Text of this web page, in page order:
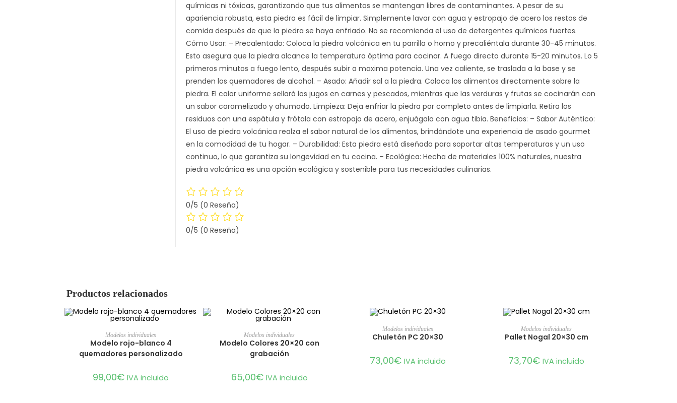
químicas ni tóxicas, garantizando que tus alimentos se mantengan libres de contaminantes. A pesar de su
apariencia robusta, esta piedra es fácil de limpiar. Simplemente lavar con agua y estropajo de acero los restos de
comida después de que la piedra se haya enfriado. No se recomienda el uso de detergentes químicos fuertes.
Cómo Usar: – Precalentado: Coloca la piedra volcánica en tu parrilla o horno y precaliéntala durante 30-45 minutos.
Esto asegura que la piedra alcance la temperatura óptima para cocinar. A fuego directo durante 15-20 minutos. Lo 5
primeros minutos a fuego lento, después subir a maxima potencia. Una vez caliente, se traslada a la base y se
prenden los quemadores de alcohol. – Asado: Añadir sal a la piedra. Coloca los alimentos directamente sobre la
piedra. El calor uniforme sellará los jugos en carnes y pescados, mientras que las verduras y frutas se cocinarán con
un sabor caramelizado y ahumado. Limpieza: Deja enfriar la piedra por completo antes de limpiarla. Retira los
residuos con una espátula y frótala con estropajo de acero, enjuágala con agua tibia. Beneficios: – Sabor Auténtico:
El uso de piedra volcánica realza el sabor natural de los alimentos, brindándote una experiencia de asado gourmet
en la comodidad de tu hogar. – Durabilidad: Esta piedra está diseñada para soportar altas temperaturas y un uso
continuo, lo que garantiza su longevidad en tu cocina. – Ecológica: Hecha de materiales 100% naturales, nuestra
piedra volcánica es una opción ecológica y sostenible para tus necesidades culinarias.
0/5 (0 Reseña)
0/5 (0 Reseña)
Productos relacionados
AÑADIR AL CARRITO
Modelos individuales
Modelo rojo-blanco 4
quemadores personalizado
99,00€ IVA incluido
AÑADIR AL CARRITO
Modelos individuales
Modelo Colores 20×20 con
grabación
65,00€ IVA incluido
AÑADIR AL CARRITO
Modelos individuales
Chuletón PC 20×30
73,00€ IVA incluido
AÑADIR AL CARRITO
Modelos individuales
Pallet Nogal 20×30 cm
73,70€ IVA incluido